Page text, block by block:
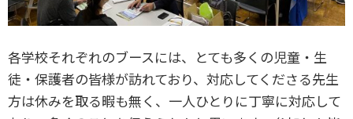
各学校それぞれのブースには、とても多くの児童・生
徒・保護者の皆様が訪れており、対応してくださる先生
方は休みを取る暇も無く、一人ひとりに丁寧に対応して